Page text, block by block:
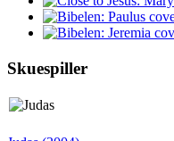
Skuespiller